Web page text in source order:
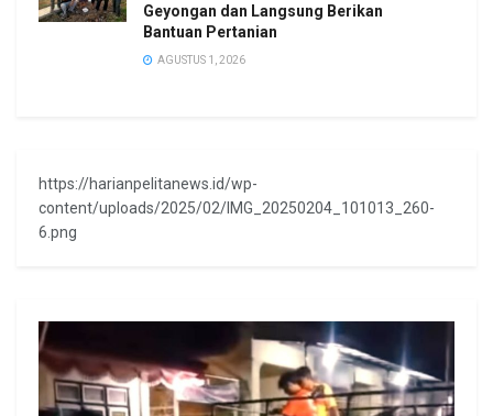
Geyongan dan Langsung Berikan
Bantuan Pertanian
AGUSTUS 1, 2026
https://harianpelitanews.id/wp-
content/uploads/2025/02/IMG_20250204_101013_260-
6.png